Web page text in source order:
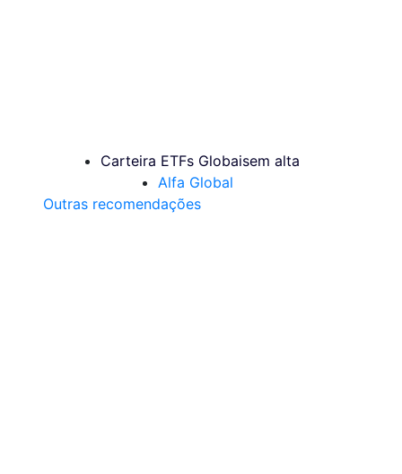
Carteira ETFs Globaisem alta
Alfa Global
Outras recomendações